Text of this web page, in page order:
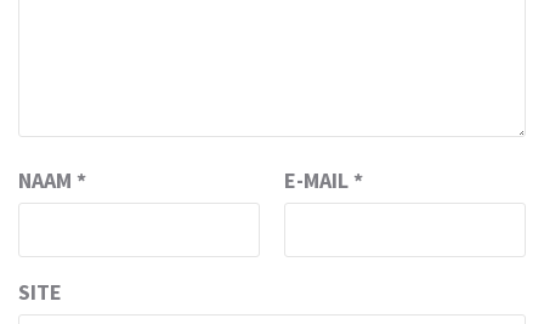
NAAM * E-MAIL *
SITE